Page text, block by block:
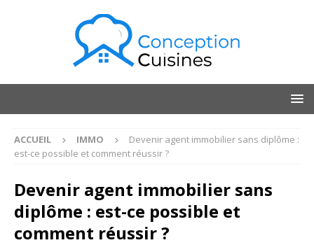
ACCUEIL IMMO
Devenir agent immobilier sans diplôme :
est-ce possible et comment réussir ?
Devenir agent immobilier sans
diplôme : est-ce possible et
comment réussir ?